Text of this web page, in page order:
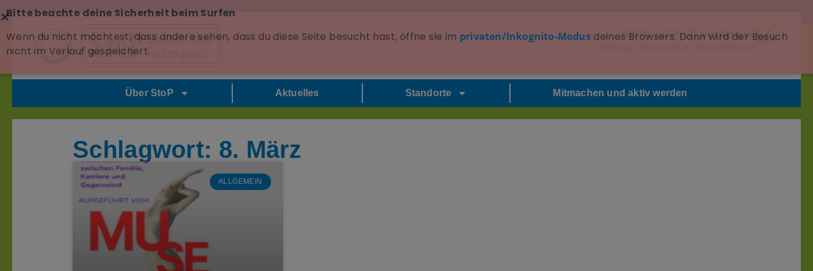
Seite schnell verlassen
Über StoP Aktuelles Standorte Mitmachen und aktiv werden
Schlagwort: 8. März
ALLGEMEIN
Bitte beachte deine Sicherheit beim Surfen
Wenn du nicht möchtest, dass andere sehen, dass du diese Seite besucht hast, öffne sie im privaten/Inkognito-Modusdeines Browsers. Dann wird der Besuch
nicht im Verlauf gespeichert.